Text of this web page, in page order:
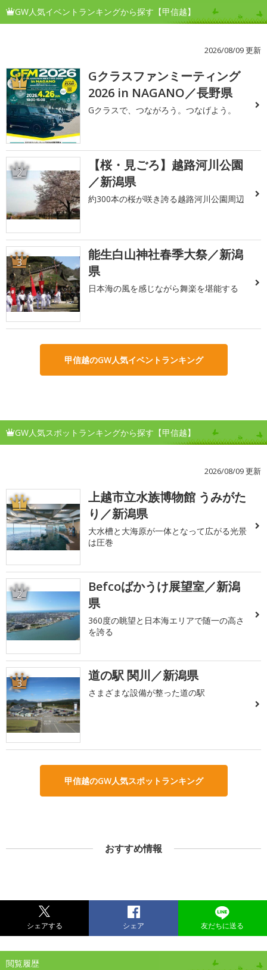
GW人気イベントランキングから探す【甲信越】
2026/08/09 更新
1
Gクラスファンミーティング
2026 in NAGANO／長野県
Gクラスで、つながろう。つなげよう。
2
【桜・見ごろ】越路河川公園
／新潟県
約300本の桜が咲き誇る越路河川公園周辺
3
能生白山神社春季大祭／新潟
県
日本海の風を感じながら舞楽を堪能する
甲信越のGW人気イベントランキング
GW人気スポットランキングから探す【甲信越】
2026/08/09 更新
1
上越市立水族博物館 うみがた
り／新潟県
大水槽と大海原が一体となって広がる光景
は圧巻
2
Befcoばかうけ展望室／新潟
県
360度の眺望と日本海エリアで随一の高さ
を誇る
3 道の駅 関川／新潟県
さまざまな設備が整った道の駅
甲信越のGW人気スポットランキング
おすすめ情報
シェアする シェア 友だちに送る
閲覧履歴